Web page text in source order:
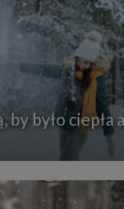
by było ciepła